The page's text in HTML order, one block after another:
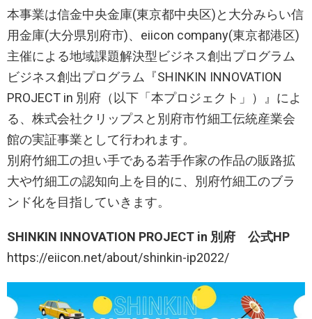
本事業は信金中央金庫(東京都中央区)と大分みらい信
用金庫(大分県別府市)、eiicon company(東京都港区)
主催による地域課題解決型ビジネス創出プログラム
ビジネス創出プログラム『SHINKIN INNOVATION
PROJECT in 別府（以下「本プロジェクト」）』によ
る、株式会社クリップスと別府市竹細工伝統産業会
館の実証事業として行われます。
別府竹細工の担い手である若手作家の作品の販路拡
大や竹細工の認知向上を目的に、別府竹細工のブラ
ンド化を目指していきます。
SHINKIN INNOVATION PROJECT in 別府 公式HP
https://eiicon.net/about/shinkin-ip2022/